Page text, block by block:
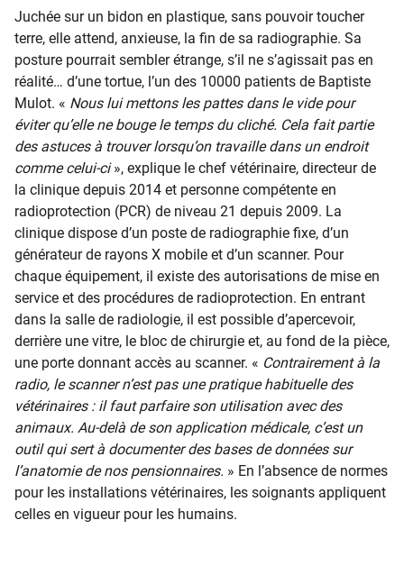
Juchée sur un bidon en plastique, sans pouvoir toucher
terre, elle attend, anxieuse, la fin de sa radiographie. Sa
posture pourrait sembler étrange, s’il ne s’agissait pas en
réalité… d’une tortue, l’un des 10000 patients de Baptiste
Mulot. « Nous lui mettons les pattes dans le vide pour
éviter qu’elle ne bouge le temps du cliché. Cela fait partie
des astuces à trouver lorsqu’on travaille dans un endroit
comme celui-ci», explique le chef vétérinaire, directeur de
la clinique depuis 2014 et personne compétente en
radioprotection (PCR) de niveau 21 depuis 2009. La
clinique dispose d’un poste de radiographie fixe, d’un
générateur de rayons X mobile et d’un scanner. Pour
chaque équipement, il existe des autorisations de mise en
service et des procédures de radioprotection. En entrant
dans la salle de radiologie, il est possible d’apercevoir,
derrière une vitre, le bloc de chirurgie et, au fond de la pièce,
une porte donnant accès au scanner. « Contrairement à la
radio, le scanner n’est pas une pratique habituelle des
vétérinaires : il faut parfaire son utilisation avec des
animaux. Au-delà de son application médicale, c’est un
outil qui sert à documenter des bases de données sur
l’anatomie de nos pensionnaires. » En l’absence de normes
pour les installations vétérinaires, les soignants appliquent
celles en vigueur pour les humains.